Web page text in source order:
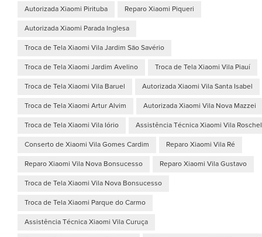
Autorizada Xiaomi Pirituba Reparo Xiaomi Piqueri
Autorizada Xiaomi Parada Inglesa
Troca de Tela Xiaomi Vila Jardim São Savério
Troca de Tela Xiaomi Jardim Avelino Troca de Tela Xiaomi Vila Piauí
Troca de Tela Xiaomi Vila Baruel Autorizada Xiaomi Vila Santa Isabel
Troca de Tela Xiaomi Artur Alvim Autorizada Xiaomi Vila Nova Mazzei
Troca de Tela Xiaomi Vila Iório Assistência Técnica Xiaomi Vila Roschel
Conserto de Xiaomi Vila Gomes Cardim Reparo Xiaomi Vila Ré
Reparo Xiaomi Vila Nova Bonsucesso Reparo Xiaomi Vila Gustavo
Troca de Tela Xiaomi Vila Nova Bonsucesso
Troca de Tela Xiaomi Parque do Carmo
Assistência Técnica Xiaomi Vila Curuça